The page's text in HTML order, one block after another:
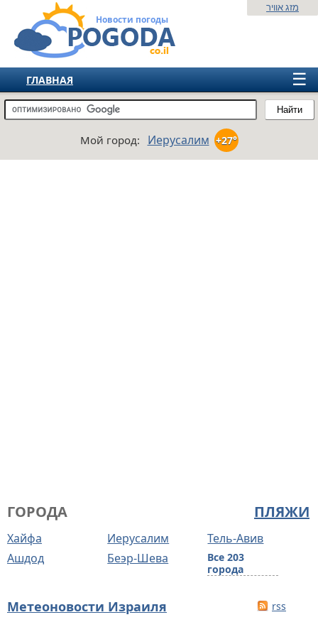
Новости погоды
Найти
מזג אוויר
☰
ГЛАВНАЯ
ИЗРАИЛЬ
ЕВРОПА
Мой город: Иерусалим +27°
ПЛЯЖИ
ГОРОДА
Хайфа Иерусалим
Тель-Авив
Ашдод
Беэр-Шева
Все 203
города
Метеоновости Израиля rss